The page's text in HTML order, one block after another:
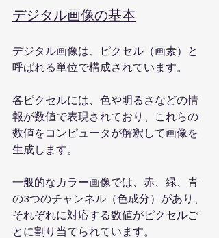
デジタル画像の基本
デジタル画像は、ピクセル（画素）と
呼ばれる単位で構成されています。
各ピクセルには、色や明るさなどの情
報が数値で表現されており、これらの
数値をコンピュータが解釈して画像を
生成します。
一般的なカラー画像では、赤、緑、青
の3つのチャンネル（色成分）があり、
それぞれに対応する数値がピクセルご
とに割り当てられています。